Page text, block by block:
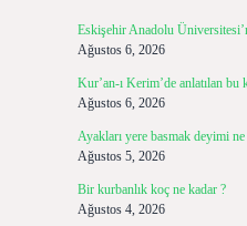
Eskişehir Anadolu
Ağustos 6, 2026
Kur’an-ı Kerim’de anlatılan bu
Ağustos 6, 2026
Ayakları yere basmak deyimi ne
Ağustos 5, 2026
Bir kurbanlık koç ne kadar ?
Ağustos 4, 2026